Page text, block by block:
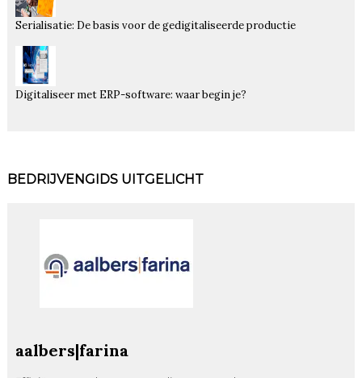
Serialisatie: De basis voor de gedigitaliseerde productie
Digitaliseer met ERP-software: waar begin je?
BEDRIJVENGIDS UITGELICHT
aalbers|farina